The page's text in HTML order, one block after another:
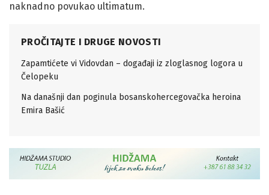
naknadno povukao ultimatum.
PROČITAJTE I DRUGE NOVOSTI
Zapamtićete vi Vidovdan – događaji iz zloglasnog logora u
Čelopeku
Na današnji dan poginula bosanskohercegovačka heroina
Emira Bašić